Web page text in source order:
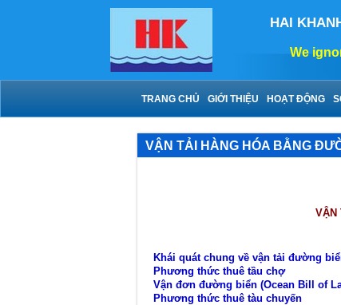
HAI
We ignore
TRANG CHỦ GIỚI THIỆU HOẠT ĐỘNG
VẬN TẢI HÀNG HÓA BẰNG
VẬN
Khái quát chung về vận tải đường
Phương thức thuê tầu chợ
Vận đơn đường biển (Ocean Bill of
Phương thức thuê tàu chuyến